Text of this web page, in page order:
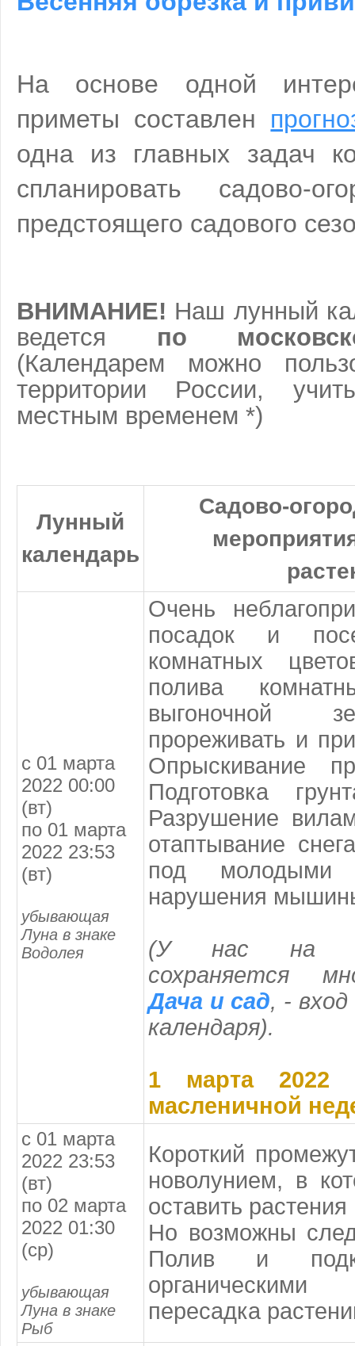
На основе одной
приметы составлен
одна из главных задач
спланировать садово-
предстоящего садового
ВНИМАНИЕ! Наш лунный
ведется по
(Календарем можно
территории России,
местным временем *)
Лунный
календарь
Садово-
с 01 марта
2022 00:00
(вт)
по 01 марта
2022 23:53
(вт)
убывающая
Луна в знаке
Водолея
Очень
посадок и
комнатных
полива
выгоночной
прореживать и
Опрыскивание
Подготовка
Разрушение
отаптывание
под молодыми
нарушения
(У нас на
сохраняется
Дача и сад, -
календаря).
1 марта 2022
масленичной
с 01 марта
2022 23:53
(вт)
по 02 марта
2022 01:30
(ср)
убывающая
Луна в знаке
Рыб
Короткий
новолунием, в
оставить
Но возможны
Полив и
пересадка